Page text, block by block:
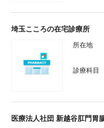
埼玉こころの在宅診療所
所在地
診療科目
医療法人社団 新越谷肛門胃